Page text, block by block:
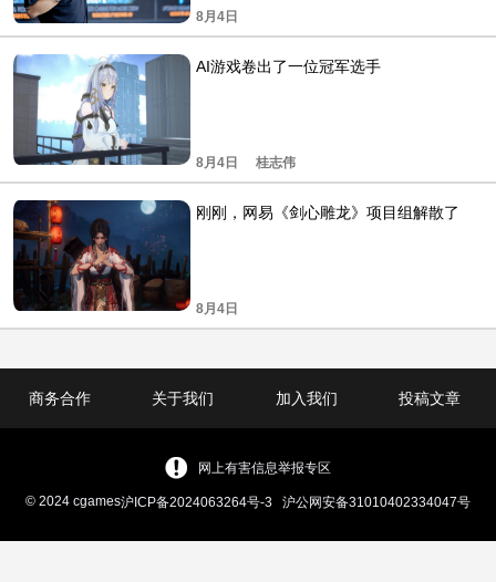
8月4日
AI游戏卷出了一位冠军选手
8月4日 桂志伟
刚刚，网易《剑心雕龙》项目组解散了
8月4日
商务合作 关于我们 加入我们 投稿文章
网上有害信息举报专区
© 2024 cgames沪ICP备2024063264号-3 沪公网安备31010402334047号